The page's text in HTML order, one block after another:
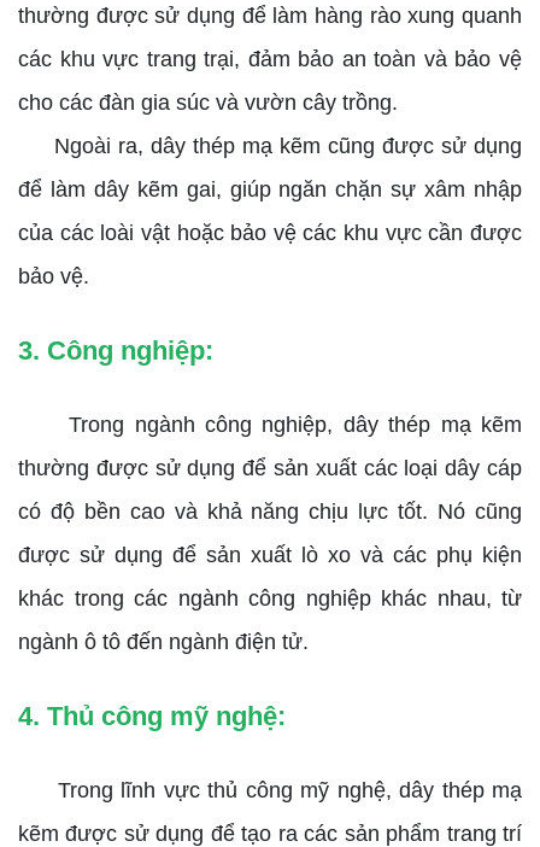
thường được sử dụng để làm hàng rào xung quanh
các khu vực trang trại, đảm bảo an toàn và bảo vệ
cho các đàn gia súc và vườn cây trồng.
Ngoài ra, dây thép mạ kẽm cũng được sử dụng
để làm dây kẽm gai, giúp ngăn chặn sự xâm nhập
của các loài vật hoặc bảo vệ các khu vực cần được
bảo vệ.
3. Công nghiệp:
Trong ngành công nghiệp, dây thép mạ kẽm
thường được sử dụng để sản xuất các loại dây cáp
có độ bền cao và khả năng chịu lực tốt. Nó cũng
được sử dụng để sản xuất lò xo và các phụ kiện
khác trong các ngành công nghiệp khác nhau, từ
ngành ô tô đến ngành điện tử.
4. Thủ công mỹ nghệ:
Trong lĩnh vực thủ công mỹ nghệ, dây thép mạ
kẽm được sử dụng để tạo ra các sản phẩm trang trí